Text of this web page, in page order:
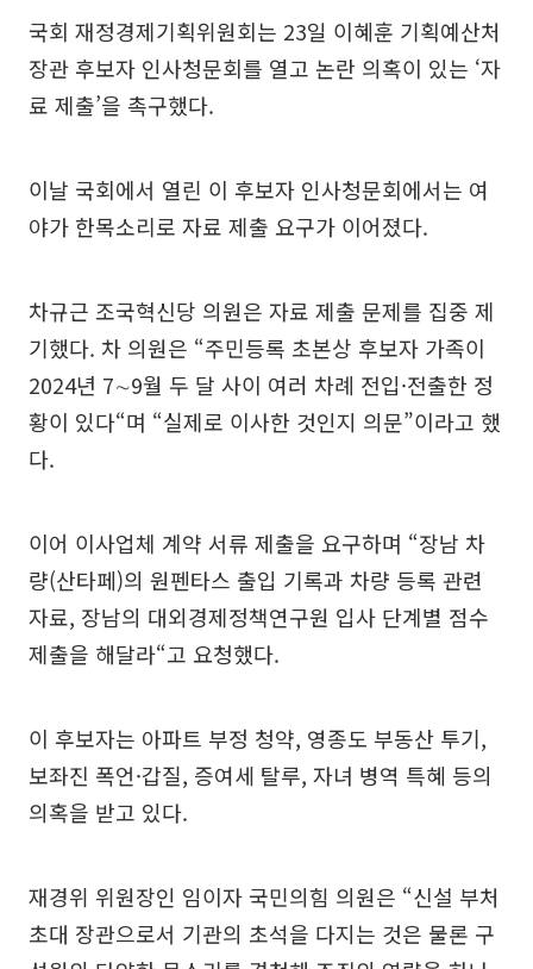
국회 재정경제기획위원회는 23일 이혜훈 기획예산처
장관 후보자 인사청문회를 열고 논란 의혹이 있는 ‘자
료 제출’을 촉구했다.
이날 국회에서 열린 이 후보자 인사청문회에서는 여
야가 한목소리로 자료 제출 요구가 이어졌다.
차규근 조국혁신당 의원은 자료 제출 문제를 집중 제
기했다. 차 의원은 “주민등록 초본상 후보자 가족이
2024년 7∼9월 두 달 사이 여러 차례 전입·전출한 정
황이 있다“며 “실제로 이사한 것인지 의문”이라고 했
다.
이어 이사업체 계약 서류 제출을 요구하며 “장남 차
량(산타페)의 원펜타스 출입 기록과 차량 등록 관련
자료, 장남의 대외경제정책연구원 입사 단계별 점수
제출을 해달라“고 요청했다.
이 후보자는 아파트 부정 청약, 영종도 부동산 투기,
보좌진 폭언·갑질, 증여세 탈루, 자녀 병역 특혜 등의
의혹을 받고 있다.
재경위 위원장인 임이자 국민의힘 의원은 “신설 부처
초대 장관으로서 기관의 초석을 다지는 것은 물론 구